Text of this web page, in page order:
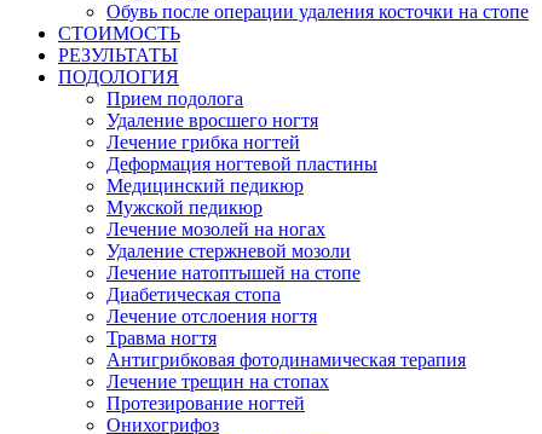
Обувь после операции удаления косточки на стопе
СТОИМОСТЬ
РЕЗУЛЬТАТЫ
ПОДОЛОГИЯ
Прием подолога
Удаление вросшего ногтя
Лечение грибка ногтей
Деформация ногтевой пластины
Медицинский педикюр
Мужской педикюр
Лечение мозолей на ногах
Удаление стержневой мозоли
Лечение натоптышей на стопе
Диабетическая стопа
Лечение отслоения ногтя
Травма ногтя
Антигрибковая фотодинамическая терапия
Лечение трещин на стопах
Протезирование ногтей
Онихогрифоз